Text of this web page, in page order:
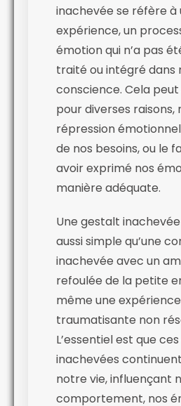
inachevée se réfère à
expérience, un
émotion qui n’a pas
traité ou intégré dans
conscience. Cela
pour diverses
répression
de nos besoins, ou le
avoir exprimé nos
manière adéquate.
Une gestalt
aussi simple qu’une
inachevée avec un
refoulée de la petite
même une expérience
traumatisante non
L’essentiel est que
inachevées
notre vie, influençant
comportement, nos